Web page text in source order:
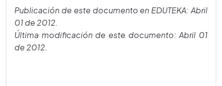
Publicación de este documento en EDUTEKA: Abril
01 de 2012.
Última modificación de este documento: Abril 01
de 2012.